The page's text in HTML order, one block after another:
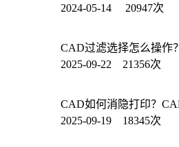
2024-05-14 20947次
CAD过滤选择怎么操作
2025-09-22 21356次
CAD如何消隐打印？
2025-09-19 18345次